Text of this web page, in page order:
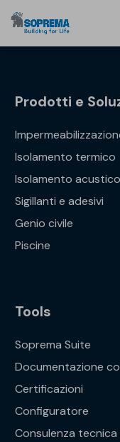
Prodotti e
Isolamento termico
Isolamento acustico
Sigillanti e adesivi
Genio civile
Piscine
Tools
Soprema Suite
Documentazione
Certificazioni
Configuratore
Consulenza